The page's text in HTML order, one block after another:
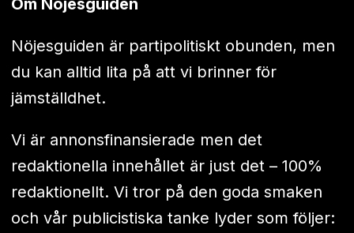
Om Nöjesguiden
Nöjesguiden är partipolitiskt obunden, men
du kan alltid lita på att vi brinner för
jämställdhet.
Vi är annonsfinansierade men det
redaktionella innehållet är just det – 100%
redaktionellt. Vi tror på den goda smaken
och vår publicistiska tanke lyder som följer: